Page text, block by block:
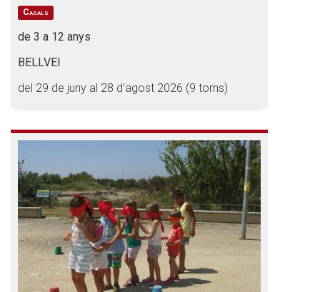
Casals
de 3 a 12 anys
BELLVEI
del 29 de juny al 28 d'agost 2026 (9 torns)